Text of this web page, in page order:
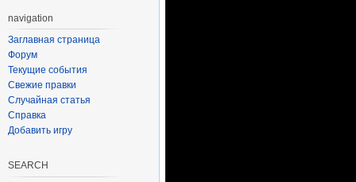
navigation
Заглавная страница
Форум
Текущие события
Свежие правки
Случайная статья
Справка
Добавить игру
SEARCH